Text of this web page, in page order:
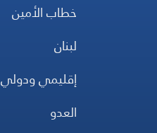
خطاب الأمين
لبنان
إقليمي ودولي
العدو